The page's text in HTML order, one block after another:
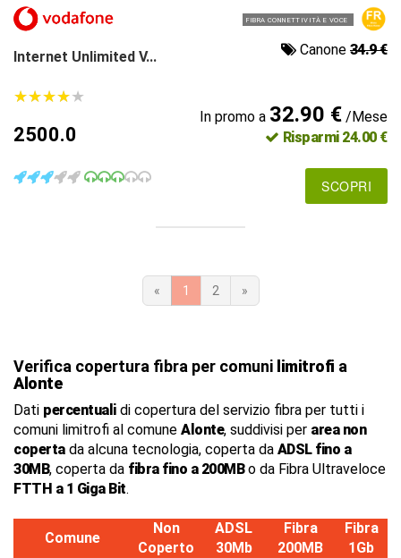
FIBRA CONNETTIVITÀ E VOCE
Internet Unlimited V... Canone 34.9 €
★★★★★
★★★★★
2500.0
In promo a 32.90 €/Mese
Risparmi 24.00 €
SCOPRI
« 1 2 »
Verifica copertura fibra per comuni limitrofi a
Alonte
Dati percentualidi copertura del servizio fibra per tutti i
comuni limitrofi al comune Alonte, suddivisi per area non
copertada alcuna tecnologia, coperta da ADSL fino a
30MB, coperta da fibra fino a 200MBo da Fibra Ultraveloce
FTTH a 1 Giga Bit.
Comune
Non
Coperto
ADSL
30Mb
Fibra
200MB
Fibra
1Gb